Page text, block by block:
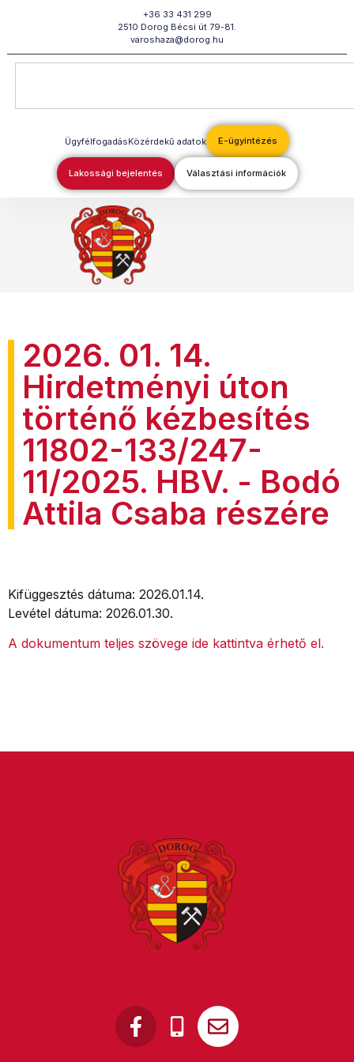
+36 33 431 299
2510 Dorog Bécsi út 79-81.
varoshaza@dorog.hu
ÜgyfélfogadásKözérdekű adatok E-ügyintézés
Lakossági bejelentés Választási információk
2026. 01. 14.
Hirdetményi úton
történő kézbesítés
11802-133/247-
11/2025. HBV. - Bodó
Attila Csaba részére
Kifüggesztés dátuma: 2026.01.14.
Levétel dátuma: 2026.01.30.
A dokumentum teljes szövege ide kattintva érhető el.